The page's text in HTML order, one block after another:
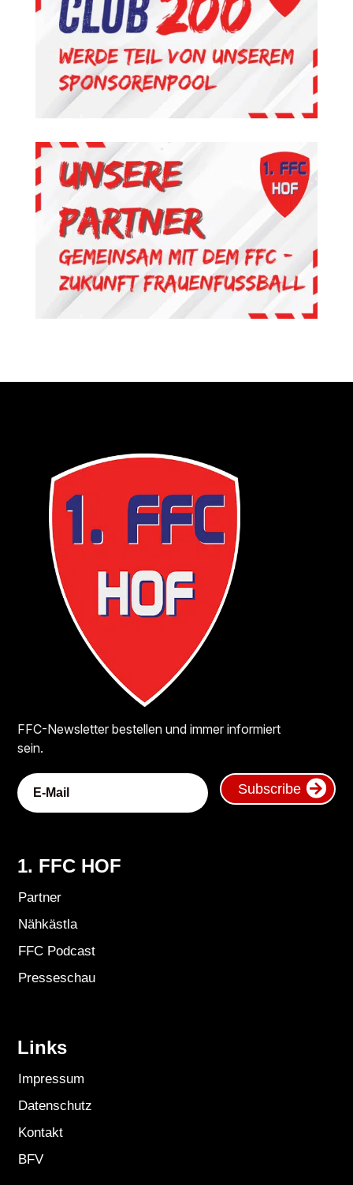
FFC-Newsletter bestellen und immer informiert
sein.
Subscribe
1. FFC HOF
Partner
Nähkästla
FFC Podcast
Presseschau
Links
Impressum
Datenschutz
Kontakt
BFV